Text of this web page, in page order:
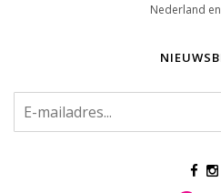
Nederland